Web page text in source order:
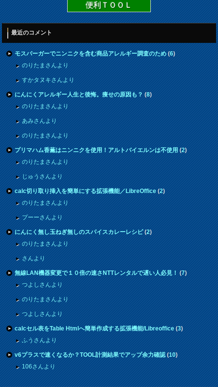
便利ＴＯＯＬ
最近のコメント
モスバーガーでニンニクを含む商品アレルギー調査のため(6)
のりたまさんより
すかタヌキさんより
にんにくアレルギー人生と後悔。痩せの原因も？(8)
のりたまさんより
あみさんより
のりたまさんより
プリマハム香薫はニンニクを使用！アルトバイエルンは不使用(2)
のりたまさんより
じゅうさんより
calc切り取り挿入を簡単にする拡張機能／LibreOffice(2)
のりたまさんより
プーーさんより
にんにく無し玉ねぎ無しのスパイスカレーレシピ(2)
のりたまさんより
さんより
無線LAN機器変更で１０倍の速さNTTレンタルで遅い人必見！(7)
つよしさんより
のりたまさんより
つよしさんより
calcセル表をTable Htmlへ簡単作成する拡張機能/Libreoffice(3)
ふうさんより
v6プラスで速くなるか？TOOL計測結果でアップ余力確認(10)
106さんより